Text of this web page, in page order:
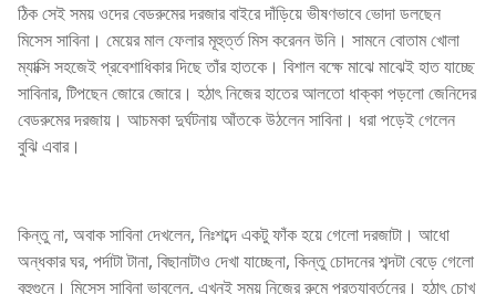
ঠিক সেই সময় ওদের বেডরুমের দরজার বাইরে দাঁড়িয়ে ভীষণভাবে ভোদা ডলছেন
মিসেস সাবিনা। মেয়ের মাল ফেলার মূহুর্ত্ত মিস করেনন উনি। সামনে বোতাম খোলা
ম্যাক্সি সহজেই প্রবেশাধিকার দিছে তাঁর হাতকে। বিশাল বক্ষে মাঝে মাঝেই হাত যাচ্ছে
সাবিনার, টিপছেন জোরে জোরে। হঠাৎ নিজের হাতের আলতো ধাক্কা পড়লো জেনিদের
বেডরুমের দরজায়। আচমকা দুর্ঘটনায় আঁতকে উঠলেন সাবিনা। ধরা পড়েই গেলেন
বুঝি এবার।
কিন্তু না, অবাক সাবিনা দেখলেন, নিঃশব্দে একটু ফাঁক হয়ে গেলো দরজাটা। আধো
অন্ধকার ঘর, পর্দাটা টানা, বিছানাটাও দেখা যাচ্ছেনা, কিন্তু চোদনের শব্দটা বেড়ে গেলো
বহুগুনে। মিসেস সাবিনা ভাবলেন, এখনই সময় নিজের রুমে প্রত্যাবর্তনের। হঠাৎ চোখ